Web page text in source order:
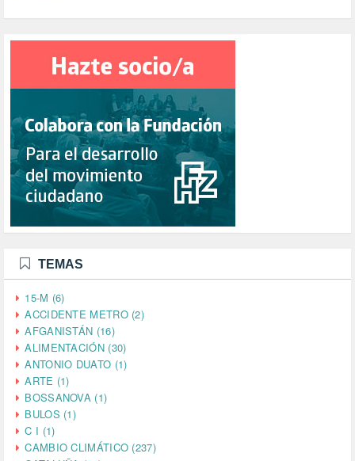
TEMAS
15-M (6)
ACCIDENTE METRO (2)
AFGANISTÁN (16)
ALIMENTACIÓN (30)
ANTONIO DUATO (1)
ARTE (1)
BOSSANOVA (1)
BULOS (1)
C I (1)
CAMBIO CLIMÁTICO (237)